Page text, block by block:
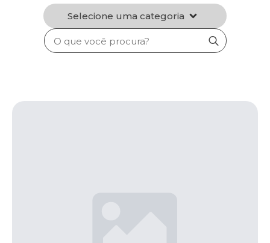
Selecione uma categoria
Search
for: